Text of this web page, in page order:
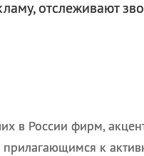
отслеживают
в России фирм,
к